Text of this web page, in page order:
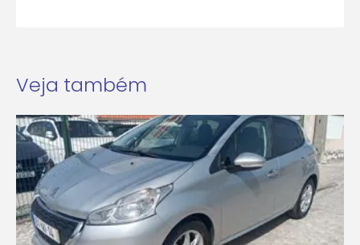
Veja também